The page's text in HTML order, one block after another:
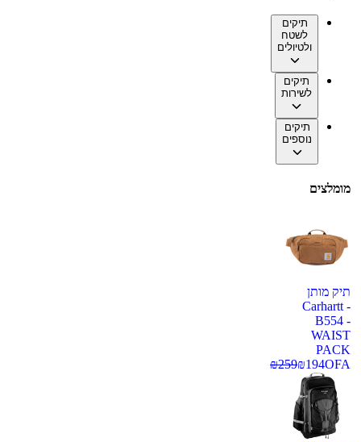
תיקים
לשטח
ולטיולים
תיקים
לשירות
תיקים
נוספים
מומלצים
תיק מותן
Carhartt -
B554 -
WAIST
PACK
OFA
₪194
₪259